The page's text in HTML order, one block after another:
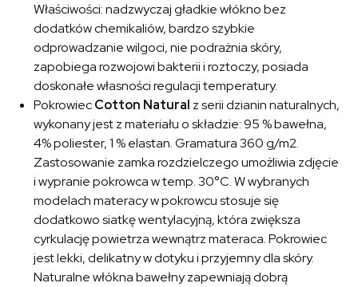
Właściwości: nadzwyczaj gładkie włókno bez
dodatków chemikaliów, bardzo szybkie
odprowadzanie wilgoci, nie podrażnia skóry,
zapobiega rozwojowi bakterii i roztoczy, posiada
doskonałe własności regulacji temperatury.
PokrowiecCotton Natural z serii dzianin naturalnych,
wykonany jest z materiału o składzie: 95 % bawełna,
4% poliester, 1 % elastan. Gramatura 360 g/m2.
Zastosowanie zamka rozdzielczego umożliwia zdjęcie
i wypranie pokrowca w temp. 30°C. W wybranych
modelach materacy w pokrowcu stosuje się
dodatkowo siatkę wentylacyjną, która zwiększa
cyrkulację powietrza wewnątrz materaca. Pokrowiec
jest lekki, delikatny w dotyku i przyjemny dla skóry.
Naturalne włókna bawełny zapewniają dobrą